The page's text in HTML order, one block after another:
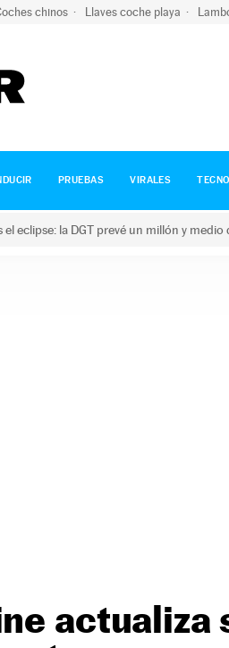
chinos Llaves coche playa
PRUEBAS VIRALES
eclipse: la DGT prevé un millón y
actualiza